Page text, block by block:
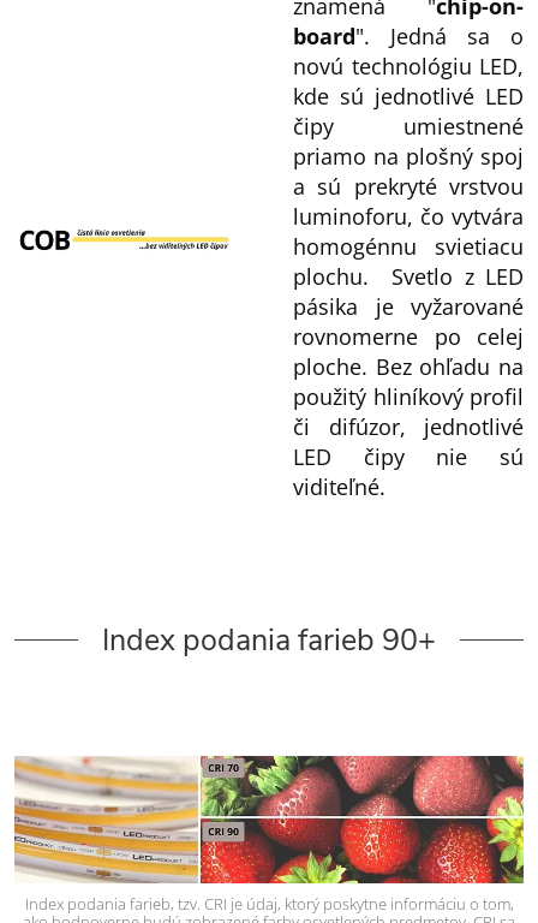
board". Jedná sa o
novú technológiu LED,
kde sú jednotlivé LED
čipy umiestnené
priamo na plošný spoj
a sú prekryté vrstvou
luminoforu, čo vytvára
homogénnu svietiacu
plochu. Svetlo z LED
pásika je vyžarované
rovnomerne po celej
ploche. Bez ohľadu na
použitý hliníkový profil
či difúzor, jednotlivé
LED čipy nie sú
viditeľné.
Index podania farieb 90+
Index podania farieb, tzv. CRI je údaj, ktorý poskytne informáciu o tom,